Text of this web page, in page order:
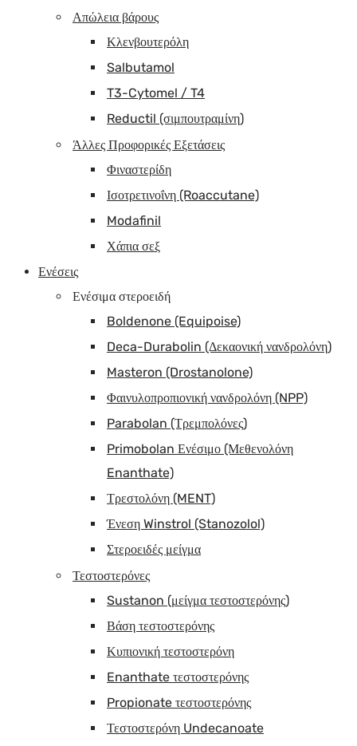
Απώλεια βάρους
Κλενβουτερόλη
Salbutamol
T3-Cytomel / T4
Reductil (σιμπουτραμίνη)
Άλλες Προφορικές Εξετάσεις
Φιναστερίδη
Ισοτρετινοΐνη (Roaccutane)
Modafinil
Χάπια σεξ
Ενέσεις
Ενέσιμα στεροειδή
Boldenone (Equipoise)
Deca-Durabolin (Δεκαονική νανδρολόνη)
Masteron (Drostanolone)
Φαινυλοπροπιονική νανδρολόνη (NPP)
Parabolan (Τρεμπολόνες)
Primobolan Ενέσιμο (Μεθενολόνη
Enanthate)
Τρεστολόνη (MENT)
Ένεση Winstrol (Stanozolol)
Στεροειδές μείγμα
Τεστοστερόνες
Sustanon (μείγμα τεστοστερόνης)
Βάση τεστοστερόνης
Κυπιονική τεστοστερόνη
Enanthate τεστοστερόνης
Propionate τεστοστερόνης
Τεστοστερόνη Undecanoate